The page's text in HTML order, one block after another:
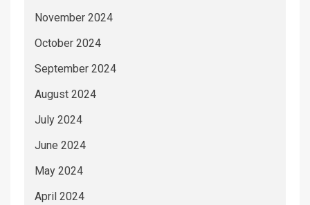
November 2024
October 2024
September 2024
August 2024
July 2024
June 2024
May 2024
April 2024